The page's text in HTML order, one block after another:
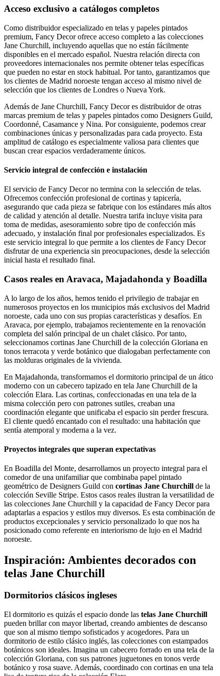
Acceso exclusivo a catálogos completos
Como distribuidor especializado en telas y papeles pintados
premium, Fancy Decor ofrece acceso completo a las colecciones
Jane Churchill, incluyendo aquellas que no están fácilmente
disponibles en el mercado español. Nuestra relación directa con
proveedores internacionales nos permite obtener telas específicas
que pueden no estar en stock habitual. Por tanto, garantizamos que
los clientes de Madrid noroeste tengan acceso al mismo nivel de
selección que los clientes de Londres o Nueva York.
Además de Jane Churchill, Fancy Decor es distribuidor de otras
marcas premium de telas y papeles pintados como Designers Guild,
Coordonné, Casamance y Nina. Por consiguiente, podemos crear
combinaciones únicas y personalizadas para cada proyecto. Esta
amplitud de catálogo es especialmente valiosa para clientes que
buscan crear espacios verdaderamente únicos.
Servicio integral de confección e instalación
El servicio de Fancy Decor no termina con la selección de telas.
Ofrecemos confección profesional de cortinas y tapicería,
asegurando que cada pieza se fabrique con los estándares más altos
de calidad y atención al detalle. Nuestra tarifa incluye visita para
toma de medidas, asesoramiento sobre tipo de confección más
adecuado, y instalación final por profesionales especializados. Es
este servicio integral lo que permite a los clientes de Fancy Decor
disfrutar de una experiencia sin preocupaciones, desde la selección
inicial hasta el resultado final.
Casos reales en Aravaca, Majadahonda y Boadilla
A lo largo de los años, hemos tenido el privilegio de trabajar en
numerosos proyectos en los municipios más exclusivos del Madrid
noroeste, cada uno con sus propias características y desafíos. En
Aravaca, por ejemplo, trabajamos recientemente en la renovación
completa del salón principal de un chalet clásico. Por tanto,
seleccionamos cortinas Jane Churchill de la colección Gloriana en
tonos terracota y verde botánico que dialogaban perfectamente con
las molduras originales de la vivienda.
En Majadahonda, transformamos el dormitorio principal de un ático
moderno con un cabecero tapizado en tela Jane Churchill de la
colección Elara. Las cortinas, confeccionadas en una tela de la
misma colección pero con patrones sutiles, creaban una
coordinación elegante que unificaba el espacio sin perder frescura.
El cliente quedó encantado con el resultado: una habitación que
sentía atemporal y moderna a la vez.
Proyectos integrales que superan expectativas
En Boadilla del Monte, desarrollamos un proyecto integral para el
comedor de una unifamiliar que combinaba papel pintado
geométrico de Designers Guild con cortinas Jane Churchill de la
colección Seville Stripe. Estos casos reales ilustran la versatilidad de
las colecciones Jane Churchill y la capacidad de Fancy Decor para
adaptarlas a espacios y estilos muy diversos. Es esta combinación de
productos excepcionales y servicio personalizado lo que nos ha
posicionado como referente en interiorismo de lujo en el Madrid
noroeste.
Inspiración: Ambientes decorados con
telas Jane Churchill
Dormitorios clásicos ingleses
El dormitorio es quizás el espacio donde las telas Jane Churchill
pueden brillar con mayor libertad, creando ambientes de descanso
que son al mismo tiempo sofisticados y acogedores. Para un
dormitorio de estilo clásico inglés, las colecciones con estampados
botánicos son ideales. Imagina un cabecero forrado en una tela de la
colección Gloriana, con sus patrones juguetones en tonos verde
botánico y rosa suave. Además, coordinado con cortinas en una tela